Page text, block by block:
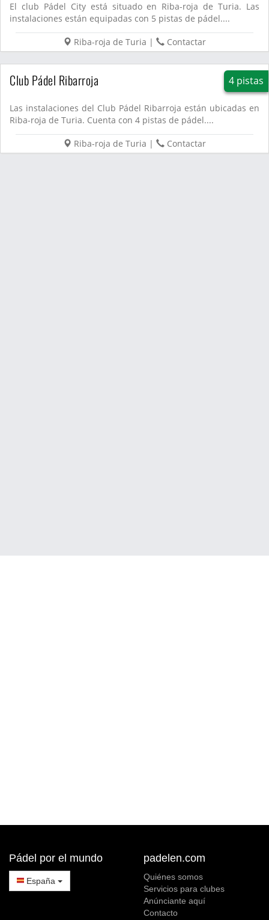
El club Pádel City está situado en Riba-roja de Turia. Las
instalaciones están equipadas con 5 pistas de pádel....
Riba-roja de Turia | Contactar
Club Pádel Ribarroja 4 pistas
Las instalaciones del Club Pádel Ribarroja están ubicadas en
Riba-roja de Turia. Cuenta con 4 pistas de pádel....
Riba-roja de Turia | Contactar
Pádel por el mundo
España
padelen.com
Quiénes somos
Servicios para clubes
Anúnciante aquí
Contacto